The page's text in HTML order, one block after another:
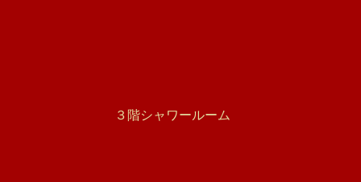
３階シャワールーム